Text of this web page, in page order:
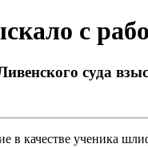
с
суда
в качестве ученика